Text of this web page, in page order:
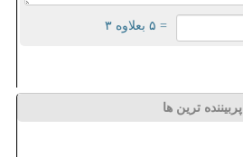
= ۵ بعلاوه ۳
پربیننده ترین ها